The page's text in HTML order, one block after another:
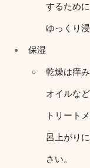
するため
ゆっくり
保湿
乾燥は痒
オイルな
トリート
呂上がり
さい。